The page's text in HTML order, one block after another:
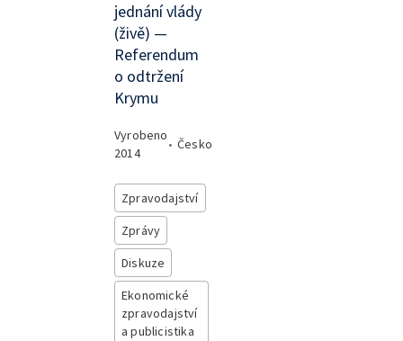
jednání vlády
(živě) —
Referendum
o odtržení
Krymu
Vyrobeno
2014
• Česko
Zpravodajství
Zprávy
Diskuze
Ekonomické
zpravodajství
a publicistika